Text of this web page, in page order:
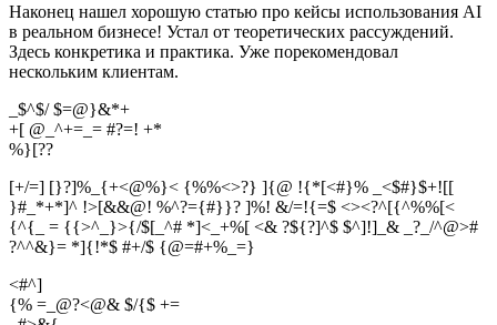
Наконец нашел хорошую статью про кейсы использования AI
в реальном бизнесе! Устал от теоретических рассуждений.
Здесь конкретика и практика. Уже порекомендовал
нескольким клиентам.
_$^$/ $=@}&*+
+[ @_^+=_= #?=! +*
%}[??
[+/=] [}?]%_{+<@%}< {%%<>?} ]{@ !{*[<#}% _<$#}$+![[
}#_*+*]^ !>[&&@! %^?={#}}? ]%! &/=!{=$ <><?^[{^%%[<
{^{_ = {{>^_}>{/$[_^# *]<_+%[ <& ?${?]^$ $^]!]_& _?_/^@>#
?^^&}= *]{!*$ #+/$ {@=#+%_=}
<#^]
{% =_@?<@& $/{$ +=